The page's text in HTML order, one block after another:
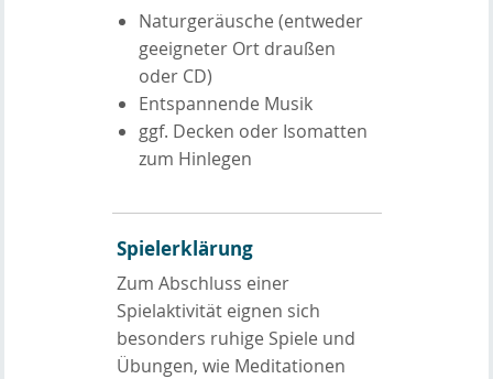
Naturgeräusche (entweder
geeigneter Ort draußen
oder CD)
Entspannende Musik
ggf. Decken oder Isomatten
zum Hinlegen
Spielerklärung
Zum Abschluss einer
Spielaktivität eignen sich
besonders ruhige Spiele und
Übungen, wie Meditationen